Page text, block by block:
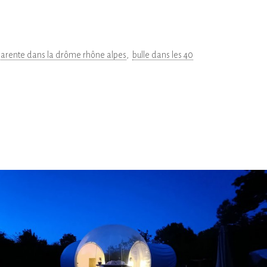
dans la drôme rhône alpes bulle dans les 40